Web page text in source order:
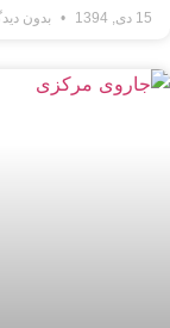
15 دی, 1394 بدون